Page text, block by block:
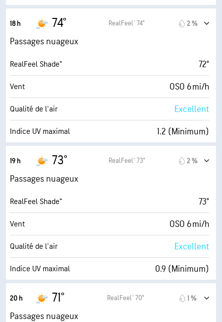
Humidité
Point de rosée 52° F
AccuLumen Brightness Index™ 6 (Moyenne)
Couverture nuageuse 65 %
Visibilité 10 mi
18 h 74° RealFeel® 74° 2 %
Passages nuageux
RealFeel Shade™ 72°
Vent OSO 6 mi/h
Qualité de l'air Excellent
Indice UV maximal 1.2 (Minimum)
Humidité
Point de rosée 52° F
AccuLumen Brightness Index™ 6 (Moyenne)
Couverture nuageuse 65 %
Visibilité 10 mi
19 h 73° RealFeel® 73° 2 %
Passages nuageux
RealFeel Shade™ 73°
Vent OSO 6 mi/h
Qualité de l'air Excellent
Indice UV maximal 0.9 (Minimum)
Humidité
20 h 71° RealFeel® 70° 1 %
Passages nuageux